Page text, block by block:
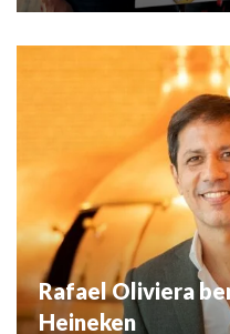
Rafael Oliviera
Heineken